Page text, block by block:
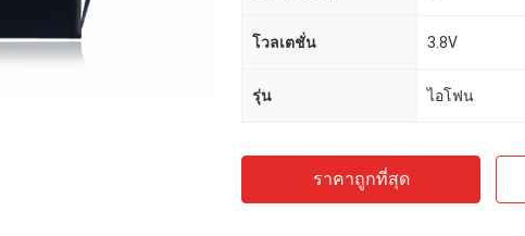
โวลเตชั่น 3.8V
รุ่น ไอโฟน
ราคาถูกที่สุด